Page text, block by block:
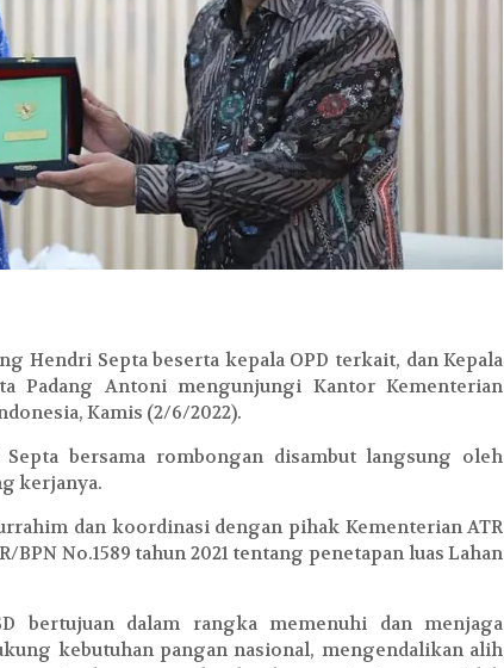
Hendri Septa beserta kepala OPD terkait, dan Kepala
Padang Antoni mengunjungi Kantor Kementerian
Kamis (2/6/2022).
bersama rombongan disambut langsung oleh
kerjanya.
dan koordinasi dengan pihak Kementerian ATR
No.1589 tahun 2021 tentang penetapan luas Lahan
bertujuan dalam rangka memenuhi dan menjaga
kebutuhan pangan nasional, mengendalikan alih